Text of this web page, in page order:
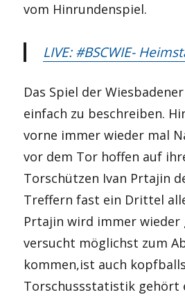
vom Hinrundenspiel.
LIVE: #BSCWIE-
Das Spiel der
einfach zu beschreiben.
vorne immer wieder mal
vor dem Tor hoffen auf
Torschützen Ivan Prtajin
Treffern fast ein Drittel
Prtajin wird immer wieder
versucht möglichst zum
kommen,ist auch
Torschussstatistik gehört